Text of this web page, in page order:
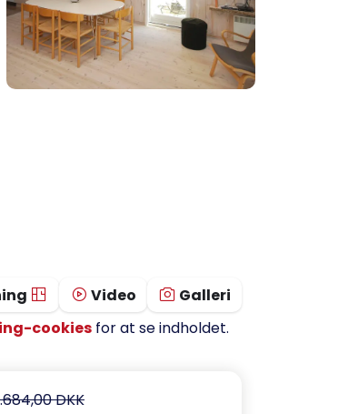
cookiesfor at se indholdet.
Video Galleri
DKK